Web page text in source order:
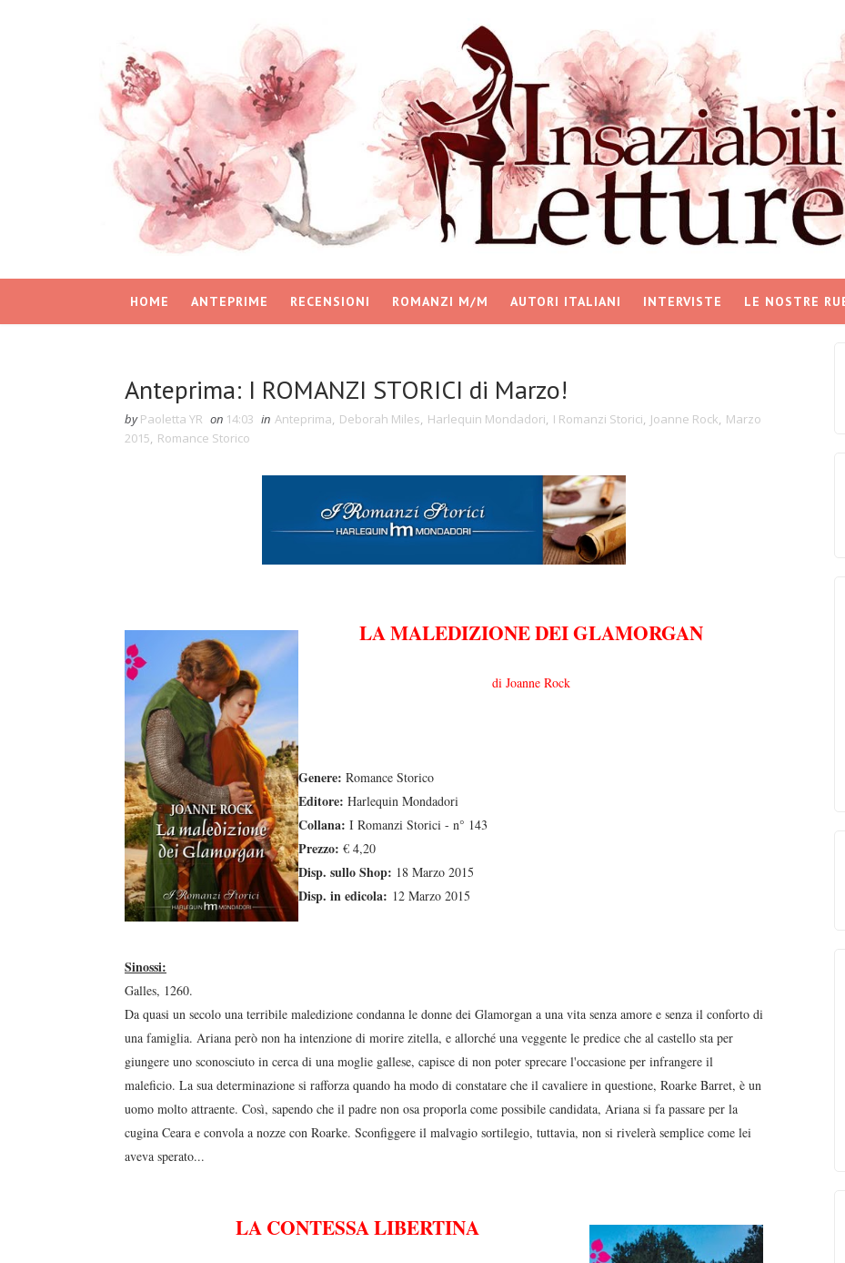
HOME ANTEPRIME RECENSIONI ROMANZI M/M AUTORI ITALIANI INTERVISTE LE NOSTRE
Anteprima: I ROMANZI STORICI di Marzo!
by Paoletta YR on 14:03 in Anteprima, Deborah Miles, Harlequin Mondadori, I Romanzi Storici, Joanne Rock, Marzo
2015, Romance Storico
LA MALEDIZIONE DEI GLAMORGAN
di Joanne Rock
Genere: Romance Storico
Editore: Harlequin Mondadori
Collana: I Romanzi Storici - n° 143
Prezzo: € 4,20
Disp. sullo Shop: 18 Marzo 2015
Disp. in edicola: 12 Marzo 2015
Sinossi:
Galles, 1260.
Da quasi un secolo una terribile maledizione condanna le donne dei Glamorgan a una vita senza amore e senza il conforto di
una famiglia. Ariana però non ha intenzione di morire zitella, e allorché una veggente le predice che al castello sta per
giungere uno sconosciuto in cerca di una moglie gallese, capisce di non poter sprecare l'occasione per infrangere il
maleficio. La sua determinazione si rafforza quando ha modo di constatare che il cavaliere in questione, Roarke Barret, è un
uomo molto attraente. Così, sapendo che il padre non osa proporla come possibile candidata, Ariana si fa passare per la
cugina Ceara e convola a nozze con Roarke. Sconfiggere il malvagio sortilegio, tuttavia, non si rivelerà semplice come lei
aveva sperato...
LA CONTESSA LIBERTINA